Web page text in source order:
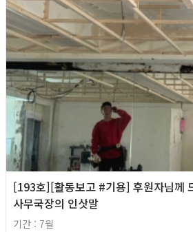
[193호][활동보고 #기용] 후원자님께
사무국장의 인삿말
기간 : 7월